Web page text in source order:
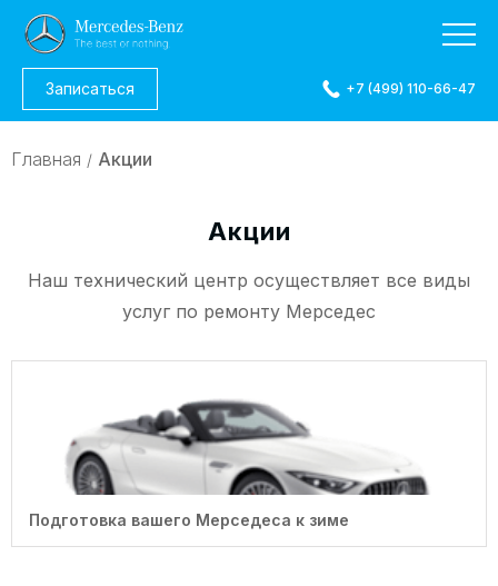
+7 (499) 110-66-47
Записаться
Главная / Акции
Акции
Наш технический центр осуществляет все виды
услуг по ремонту Мерседес
Подготовка вашего Мерседеса к зиме